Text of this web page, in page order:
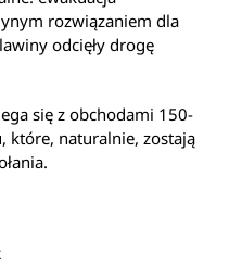
rozwiązaniem dla
odcięły drogę
się z obchodami 150-
które, naturalnie, zostają